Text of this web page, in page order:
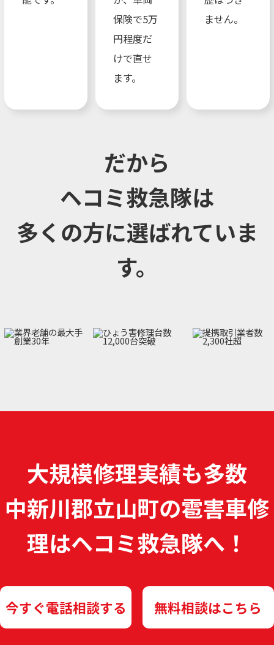
保険で5万
円程度だ
けで直せ
ます。
ません。
だから
ヘコミ救急隊は
多くの方に選ばれていま
す。
大規模修理実績も多数
中新川郡立山町の雹害車修
理はヘコミ救急隊へ！
今すぐ電話相談する 無料相談はこちら